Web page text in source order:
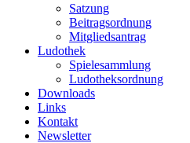
Satzung
Beitragsordnung
Mitgliedsantrag
Ludothek
Spielesammlung
Ludotheksordnung
Downloads
Links
Kontakt
Newsletter